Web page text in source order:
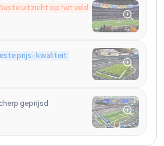
uitzicht op het veld
prijs-kwaliteit
geprijsd